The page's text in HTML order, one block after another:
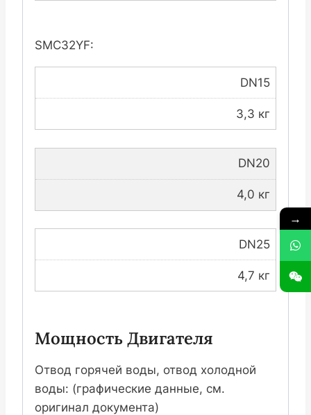
SMC32YF:
DN15
3,3 кг
DN20
4,0 кг
DN25
4,7 кг
Мощность Двигателя
Отвод горячей воды, отвод холодной
воды: (графические данные, см.
оригинал документа)
→